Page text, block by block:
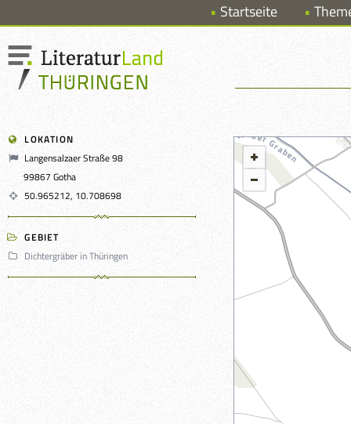
Startseite
LOKATION
Langensalzaer Straße 98
99867 Gotha
50.965212, 10.708698
GEBIET
Dichtergräber in Thüringen